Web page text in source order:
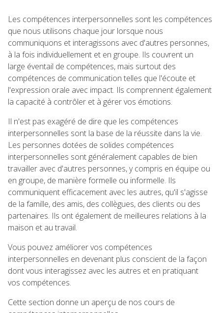
Les compétences interpersonnelles sont les compétences
que nous utilisons chaque jour lorsque nous
communiquons et interagissons avec d'autres personnes,
à la fois individuellement et en groupe. Ils couvrent un
large éventail de compétences, mais surtout des
compétences de communication telles que l'écoute et
l'expression orale avec impact. Ils comprennent également
la capacité à contrôler et à gérer vos émotions.
Il n'est pas exagéré de dire que les compétences
interpersonnelles sont la base de la réussite dans la vie.
Les personnes dotées de solides compétences
interpersonnelles sont généralement capables de bien
travailler avec d'autres personnes, y compris en équipe ou
en groupe, de manière formelle ou informelle. Ils
communiquent efficacement avec les autres, qu'il s'agisse
de la famille, des amis, des collègues, des clients ou des
partenaires. Ils ont également de meilleures relations à la
maison et au travail.
Vous pouvez améliorer vos compétences
interpersonnelles en devenant plus conscient de la façon
dont vous interagissez avec les autres et en pratiquant
vos compétences.
Cette section donne un aperçu de nos cours de